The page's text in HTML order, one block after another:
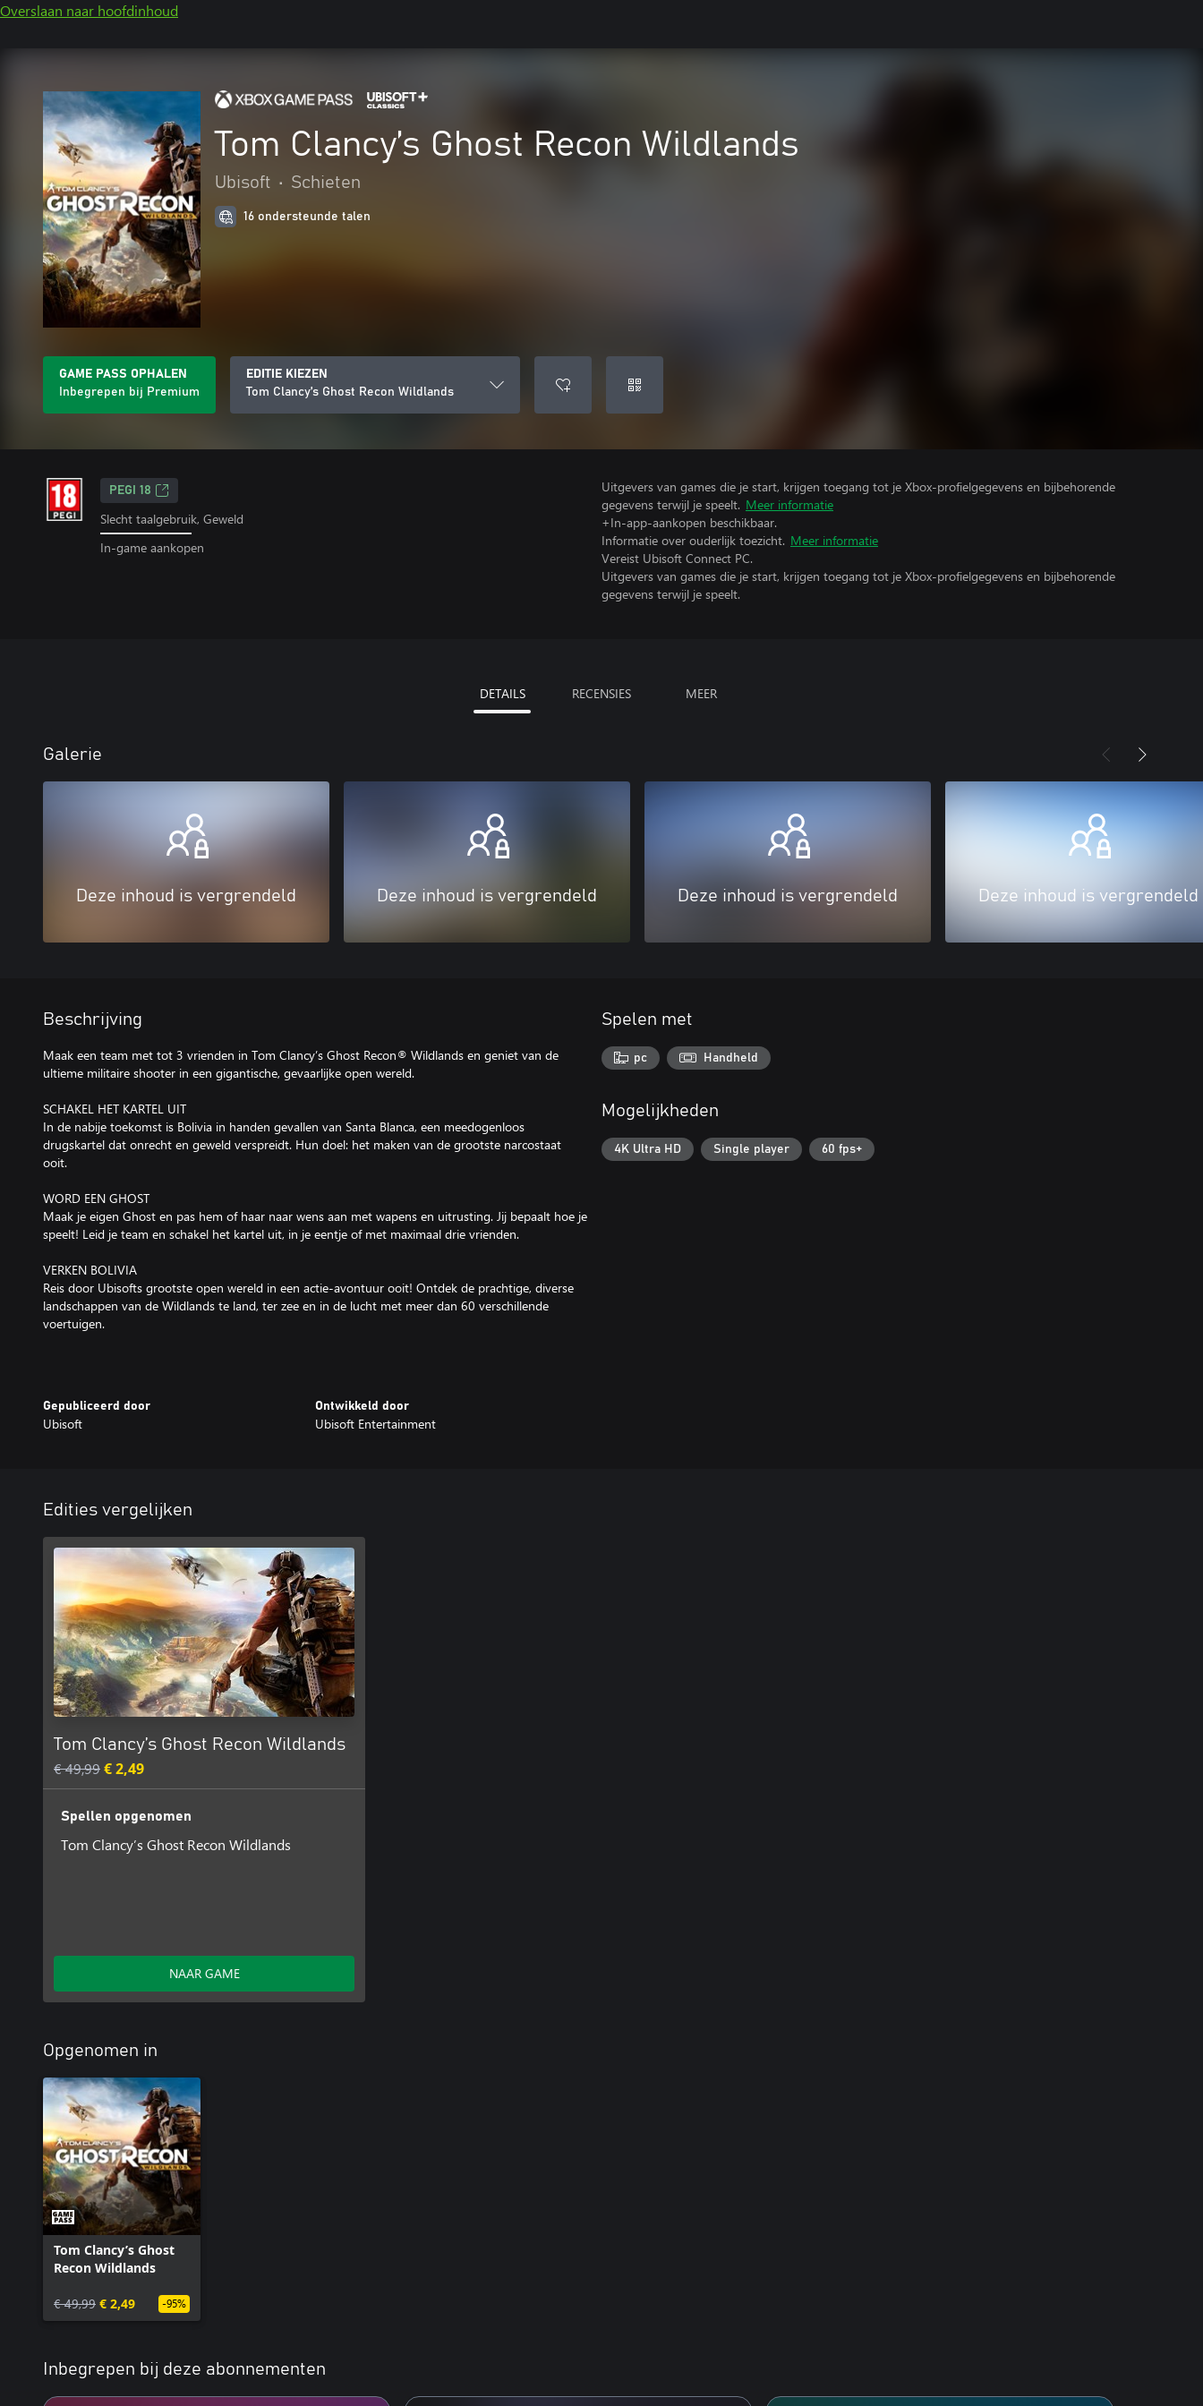
Overslaan naar hoofdinhoud
Tom Clancy’s Ghost Recon Wildlands
Ubisoft • Schieten
16 ondersteunde talen
GAME PASS OPHALEN
Inbegrepen bij Premium
EDITIE KIEZEN
Tom Clancy’s Ghost Recon Wildlands
PEGI 18
Slecht taalgebruik, Geweld
In-game aankopen
Uitgevers van games die je start, krijgen toegang tot je Xbox-profielgegevens en bijbehorende
gegevens terwijl je speelt. Meer informatie
+In-app-aankopen beschikbaar.
Informatie over ouderlijk toezicht. Meer informatie
Vereist Ubisoft Connect PC.
Uitgevers van games die je start, krijgen toegang tot je Xbox-profielgegevens en bijbehorende
gegevens terwijl je speelt.
DETAILS RECENSIES MEER
Galerie
Deze inhoud is vergrendeld Deze inhoud is vergrendeld Deze inhoud is vergrendeld Deze inhoud is vergrendeld
Beschrijving
Maak een team met tot 3 vrienden in Tom Clancy’s Ghost Recon® Wildlands en geniet van de
ultieme militaire shooter in een gigantische, gevaarlijke open wereld.
SCHAKEL HET KARTEL UIT
In de nabije toekomst is Bolivia in handen gevallen van Santa Blanca, een meedogenloos
drugskartel dat onrecht en geweld verspreidt. Hun doel: het maken van de grootste narcostaat
ooit.
WORD EEN GHOST
Maak je eigen Ghost en pas hem of haar naar wens aan met wapens en uitrusting. Jij bepaalt hoe je
speelt! Leid je team en schakel het kartel uit, in je eentje of met maximaal drie vrienden.
VERKEN BOLIVIA
Reis door Ubisofts grootste open wereld in een actie-avontuur ooit! Ontdek de prachtige, diverse
landschappen van de Wildlands te land, ter zee en in de lucht met meer dan 60 verschillende
voertuigen.
Gepubliceerd door
Ubisoft
Ontwikkeld door
Ubisoft Entertainment
Spelen met
pc Handheld
Mogelijkheden
4K Ultra HD Single player 60 fps+
Edities vergelijken
Tom Clancy’s Ghost Recon Wildlands
€ 49,99€ 2,49
Spellen opgenomen
Tom Clancy’s Ghost Recon Wildlands
NAAR GAME
Opgenomen in
Tom Clancy’s Ghost
Recon Wildlands
€ 49,99 € 2,49 -95%
Inbegrepen bij deze abonnementen